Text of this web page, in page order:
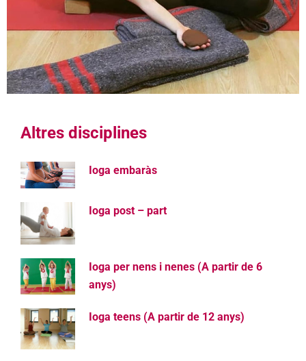
Altres disciplines
Ioga embaràs
Ioga post – part
Ioga per nens i nenes (A partir de 6
anys)
Ioga teens (A partir de 12 anys)